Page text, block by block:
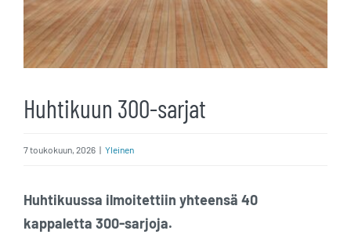
Huhtikuun 300-sarjat
7 toukokuun, 2026 | Yleinen
Huhtikuussa ilmoitettiin yhteensä 40
kappaletta 300-sarjoja.